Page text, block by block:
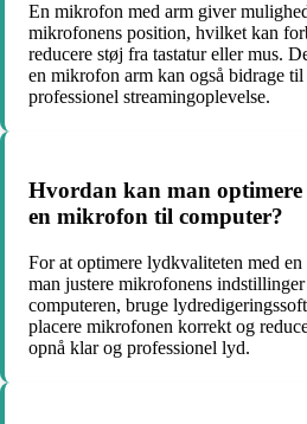
En mikrofon med arm giver
mikrofonens position, hvilket kan
reducere støj fra tastatur eller mus.
en mikrofon arm kan også bidrage
professionel streamingoplevelse.
Hvordan kan man
en mikrofon til computer?
For at optimere lydkvaliteten med
man justere mikrofonens
computeren, bruge
placere mikrofonen korrekt og
opnå klar og professionel lyd.